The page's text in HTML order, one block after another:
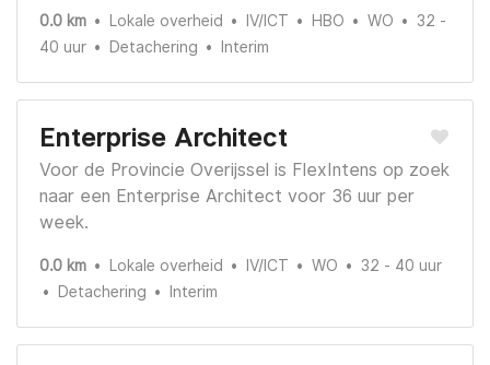
0.0 km Lokale overheid IV/ICT HBO WO
32 -
40 uur
Detachering Interim
Enterprise Architect
Voor de Provincie Overijssel is FlexIntens op zoek
naar een Enterprise Architect voor 36 uur per
week.
0.0 km Lokale overheid IV/ICT WO
32 - 40 uur
Detachering
Interim